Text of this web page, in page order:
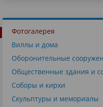
Фотогалерея
Виллы и дома
Оборонительные
Общественные здания и
Соборы и кирхи
Скульптуры и мемориалы